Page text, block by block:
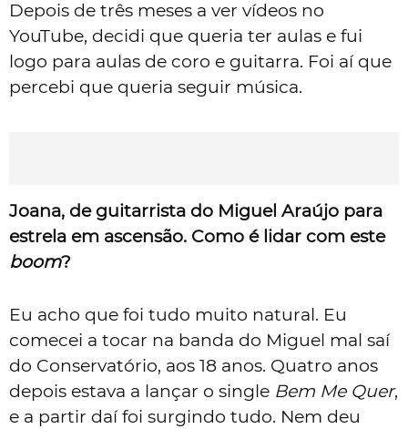
Depois de três meses a ver vídeos no
YouTube, decidi que queria ter aulas e fui
logo para aulas de coro e guitarra. Foi aí que
percebi que queria seguir música.
Joana, de guitarrista do Miguel Araújo para
estrela em ascensão. Como é lidar com este
boom?
Eu acho que foi tudo muito natural. Eu
comecei a tocar na banda do Miguel mal saí
do Conservatório, aos 18 anos. Quatro anos
depois estava a lançar o single Bem Me Quer,
e a partir daí foi surgindo tudo. Nem deu